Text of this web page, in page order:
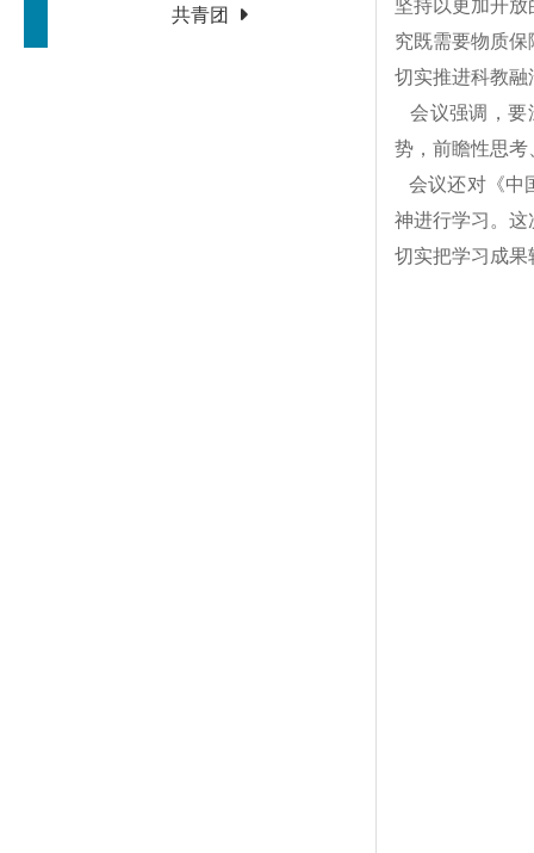
共青团
坚持以更加开
究既需要物质
切实推进科教
会议强调，要
势，前瞻性思
会议还对《中
神进行学习。
切实把学习成